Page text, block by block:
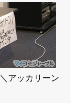
アッカリーン